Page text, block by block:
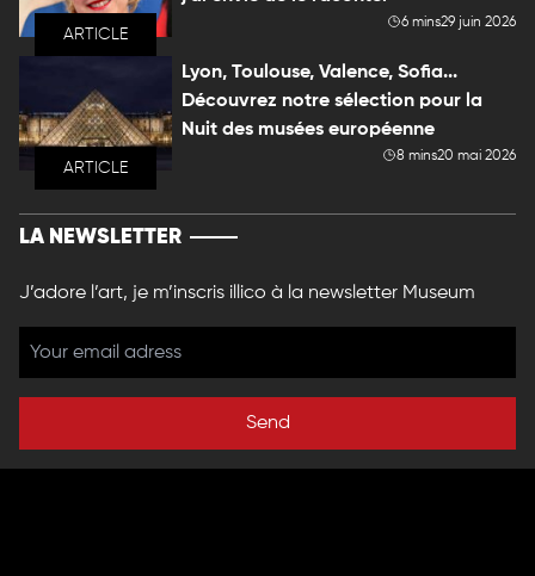
ARTICLE
6 mins29 juin 2026
ARTICLE
Lyon, Toulouse, Valence, Sofia...
Découvrez notre sélection pour la
Nuit des musées européenne
8 mins20 mai 2026
LA NEWSLETTER
J’adore l’art, je m’inscris illico à la newsletter Museum
Send